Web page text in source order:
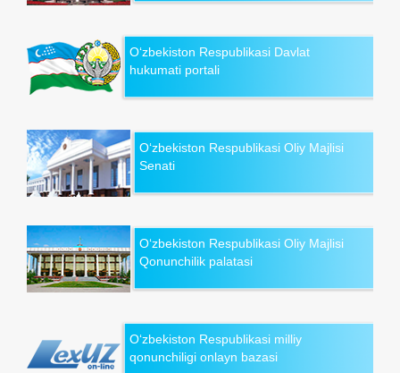
O‘zbekiston Respublikasi Davlat
hukumati portali
O‘zbekiston Respublikasi Oliy Majlisi
Senati
O‘zbekiston Respublikasi Oliy Majlisi
Qonunchilik palatasi
O‘zbekiston Respublikasi milliy
qonunchiligi onlayn bazasi